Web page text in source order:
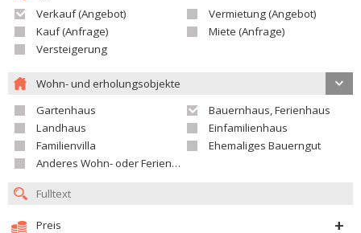
Verkauf (Angebot)
Vermietung (Angebot)
Kauf (Anfrage)
Miete (Anfrage)
Versteigerung
Wohn- und erholungsobjekte
Gartenhaus
Bauernhaus, Ferienhaus
Landhaus
Einfamilienhaus
Familienvilla
Ehemaliges Bauerngut
Anderes Wohn- oder Ferienobjekt
Preis